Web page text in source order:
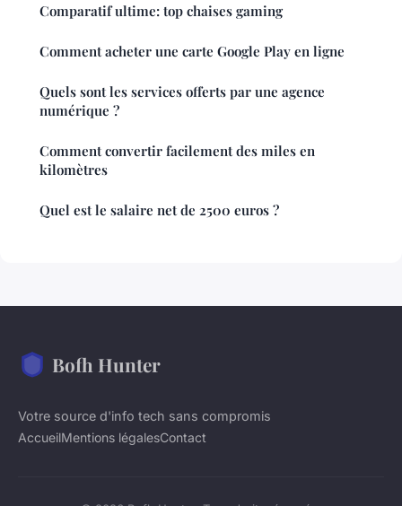
Comparatif ultime: top chaises gaming
Comment acheter une carte Google Play en ligne
Quels sont les services offerts par une agence
numérique ?
Comment convertir facilement des miles en
kilomètres
Quel est le salaire net de 2500 euros ?
Bofh Hunter
Votre source d'info tech sans compromis
AccueilMentions légalesContact